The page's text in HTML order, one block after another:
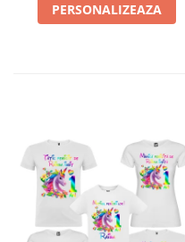
PERSONALIZEAZA